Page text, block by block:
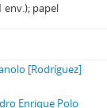
env.); papel
[Rodríguez]
Enrique Polo